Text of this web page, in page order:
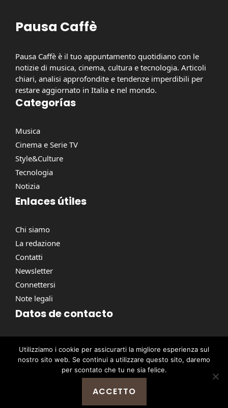
Pausa Caffè
Pausa Caffè è il tuo appuntamento quotidiano con le
notizie di musica, cinema, cultura e tecnologia. Articoli
chiari, analisi approfondite e tendenze imperdibili per
restare aggiornato in Italia e nel mondo.
Categorías
Musica
Cinema e Serie TV
Style&Culture
Tecnologia
Notizia
Enlaces útiles
Chi siamo
La redazione
Contatti
Newsletter
Connettersi
Note legali
Datos de contacto
contact@pausacaffe.net
+39 06 9453 2781
@ 2026 | © Tutti i diritti riservati -
Utilizziamo i cookie per assicurarti la migliore esperienza sul
nostro sito web. Se continui a utilizzare questo sito, daremo
per scontato che tu ne sia felice.
ACCETTO